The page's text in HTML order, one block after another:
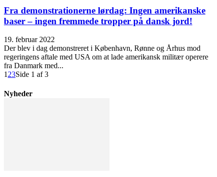
Fra demonstrationerne lørdag: Ingen amerikanske
baser – ingen fremmede tropper på dansk jord!
19. februar 2022
Der blev i dag demonstreret i København, Rønne og Århus mod
regeringens aftale med USA om at lade amerikansk militær operere
fra Danmark med...
1 23Side 1 af 3
Nyheder